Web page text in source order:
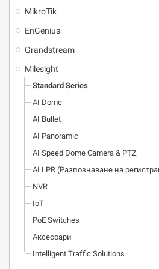
MikroTik
EnGenius
Grandstream
Milesight
Standard Series
AI Dome
AI Bullet
AI Panoramic
AI Speed Dome Camera & PTZ
AI LPR (Разпознаване на
NVR
IoT
PoE Switches
Аксесоари
Intelligent Traffic Solutions